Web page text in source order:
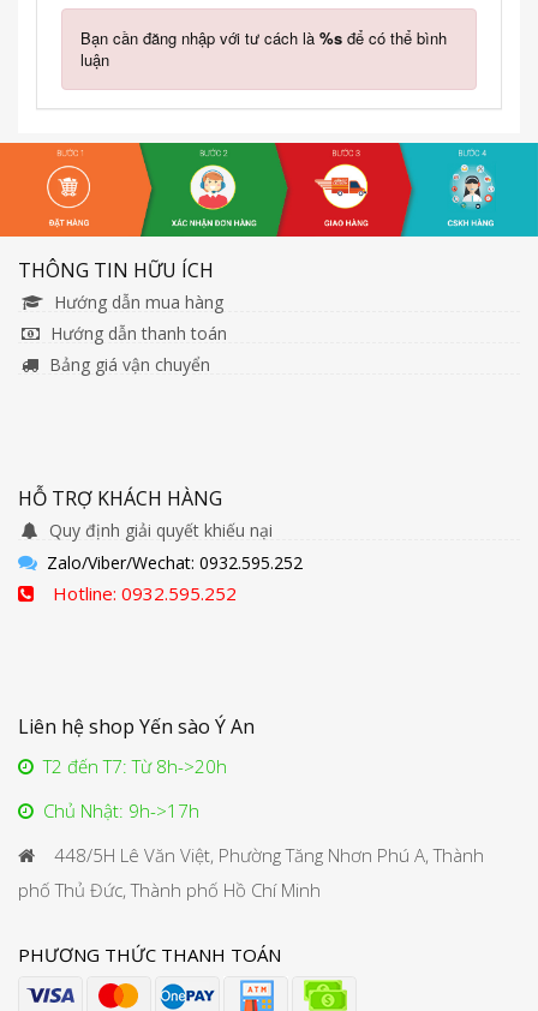
Bạn cần đăng nhập với tư cách là %s để có thể bình
luận
THÔNG TIN HỮU ÍCH
Hướng dẫn mua hàng
Hướng dẫn thanh toán
Bảng giá vận chuyển
HỖ TRỢ KHÁCH HÀNG
Quy định giải quyết khiếu nại
Zalo/Viber/Wechat: 0932.595.252
Hotline: 0932.595.252
Liên hệ shop Yến sào Ý An
T2 đến T7: Từ 8h->20h
Chủ Nhật: 9h->17h
448/5H Lê Văn Việt, Phường Tăng Nhơn Phú A, Thành
phố Thủ Đức, Thành phố Hồ Chí Minh
PHƯƠNG THỨC THANH TOÁN